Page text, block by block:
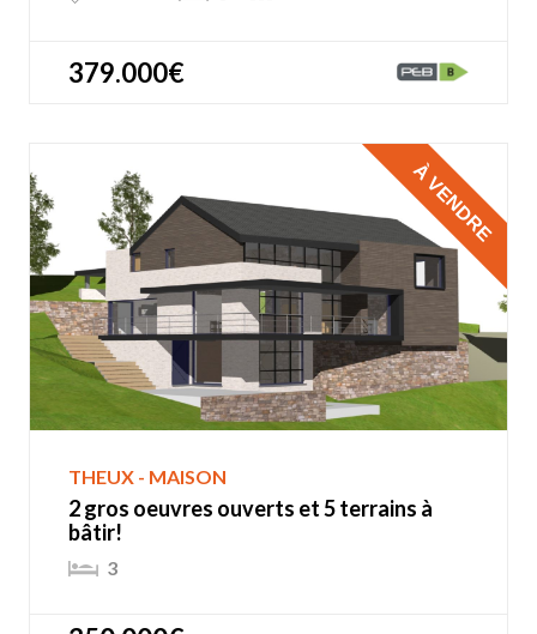
379.000€
THEUX - MAISON
2 gros oeuvres ouverts et 5 terrains à
bâtir!
3
À VENDRE